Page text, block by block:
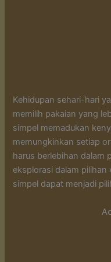
Kehidupan sehari-hari
memilih pakaian yang
simpel memadukan
memungkinkan setiap
harus berlebihan dalam
eksplorasi dalam
simpel dapat menjadi